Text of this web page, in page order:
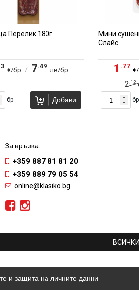
Перелик 180г
€/бр / 7.49
лв/бр
бр Добави
Мини
Слайс
1 .77
2 .12
бр
За връзка:
+359 887 81 81 20
+359 889 79 05 54
online@klasiko.bg
и защита на личните данни